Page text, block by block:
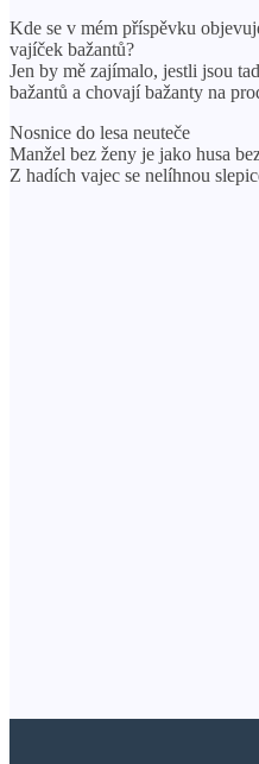
Kde se v mém příspěvku
vajíček bažantů?
Jen by mě zajímalo, jestli jsou
bažantů a chovají bažanty na
Nosnice do lesa neuteče
Manžel bez ženy je jako husa
Z hadích vajec se nelíhnou